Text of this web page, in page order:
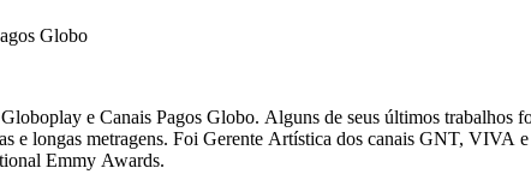
Globo
e Canais Pagos Globo. Alguns de seus últimos trabalhos
GNT, VIVA e Modo Viagem, implementando programas de variedades, reality shows,
indicações ao International Emmy Awards.